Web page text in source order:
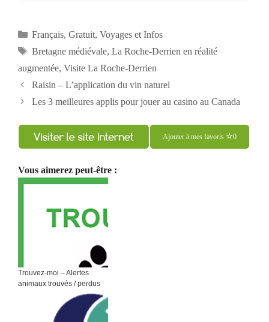
Catégories
Français, Gratuit, Voyages et Infos
Étiquettes
Bretagne médiévale, La Roche-Derrien en réalité
augmentée, Visite La Roche-Derrien
Navigation
des
Raisin – L’application du vin naturel
Les 3 meilleures applis pour jouer au casino au Canada
Ajouter à mes favoris 0
Vous aimerez peut-être :
Trouvez-moi – Alertes
animaux trouvés / perdus